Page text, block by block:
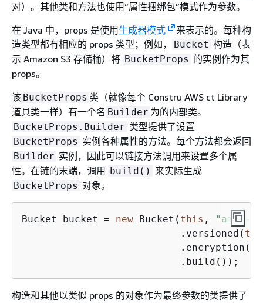
对）。其他类和方法也使用“属性捆绑包”模式作为参数。
在 Java 中，props 是使用 生成器模式
来表示的。每种构
造类型都有相应的 props 类型；例如，
Bucket 构造（表
示 Amazon S3 存储桶）将 BucketProps 的实例作为其
props。
该 BucketProps 类（就像每个 Constru AWS ct Library
道具类一样）有一个名 Builder 为的内部类。
BucketProps.Builder 类型提供了设置
BucketProps 实例各种属性的方法。每个方法都会返回
Builder 实例，因此可以链接方法调用来设置多个属
性。在链的末端，调用 build() 来实际生成
BucketProps 对象。
Bucket bucket = new Bucket( this ,
"amzn-
                           .versioned(
                           .build());
构造和其他以类似 props 的对象作为最终参数的类提供了